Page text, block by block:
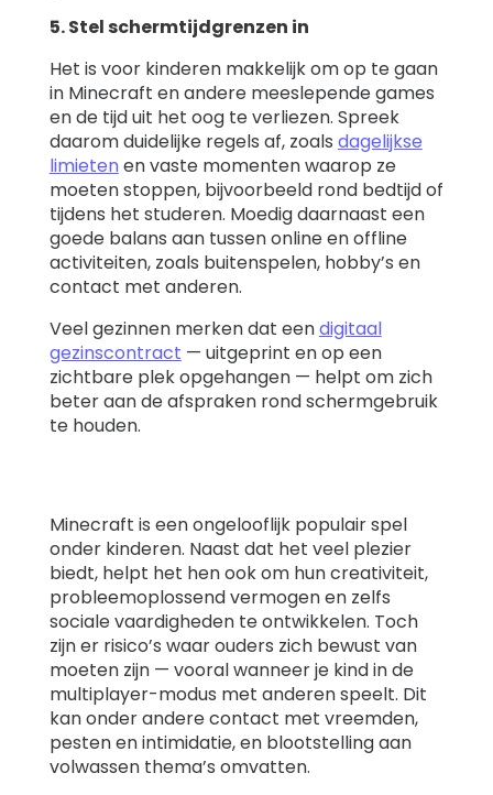
5. Stel schermtijdgrenzen in
Het is voor kinderen makkelijk om op te gaan
in Minecraft en andere meeslepende games
en de tijd uit het oog te verliezen. Spreek
daarom duidelijke regels af, zoals dagelijkse
limieten en vaste momenten waarop ze
moeten stoppen, bijvoorbeeld rond bedtijd of
tijdens het studeren. Moedig daarnaast een
goede balans aan tussen online en offline
activiteiten, zoals buitenspelen, hobby’s en
contact met anderen.
Veel gezinnen merken dat eendigitaal
gezinscontract — uitgeprint en op een
zichtbare plek opgehangen — helpt om zich
beter aan de afspraken rond schermgebruik
te houden.
Minecraft is een ongelooflijk populair spel
onder kinderen. Naast dat het veel plezier
biedt, helpt het hen ook om hun creativiteit,
probleemoplossend vermogen en zelfs
sociale vaardigheden te ontwikkelen. Toch
zijn er risico’s waar ouders zich bewust van
moeten zijn — vooral wanneer je kind in de
multiplayer-modus met anderen speelt. Dit
kan onder andere contact met vreemden,
pesten en intimidatie, en blootstelling aan
volwassen thema’s omvatten.